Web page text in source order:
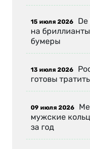
15 июля 2026
на
бумеры
13 июля 2026
готовы
09 июля 2026
мужские
за год